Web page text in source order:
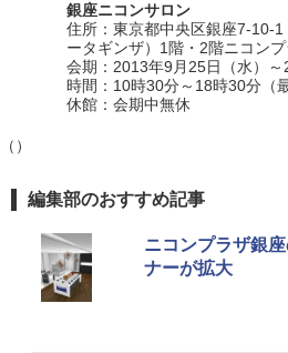
銀座ニコンサロン
住所：東京都中央区銀座7-10-1
ータギンザ）1階・2階ニコン
会期：2013年9月25日（水）～
時間：10時30分～18時30分（
休館：会期中無休
（）
編集部のおすすめ記事
ニコンプラザ銀
ナーが拡大